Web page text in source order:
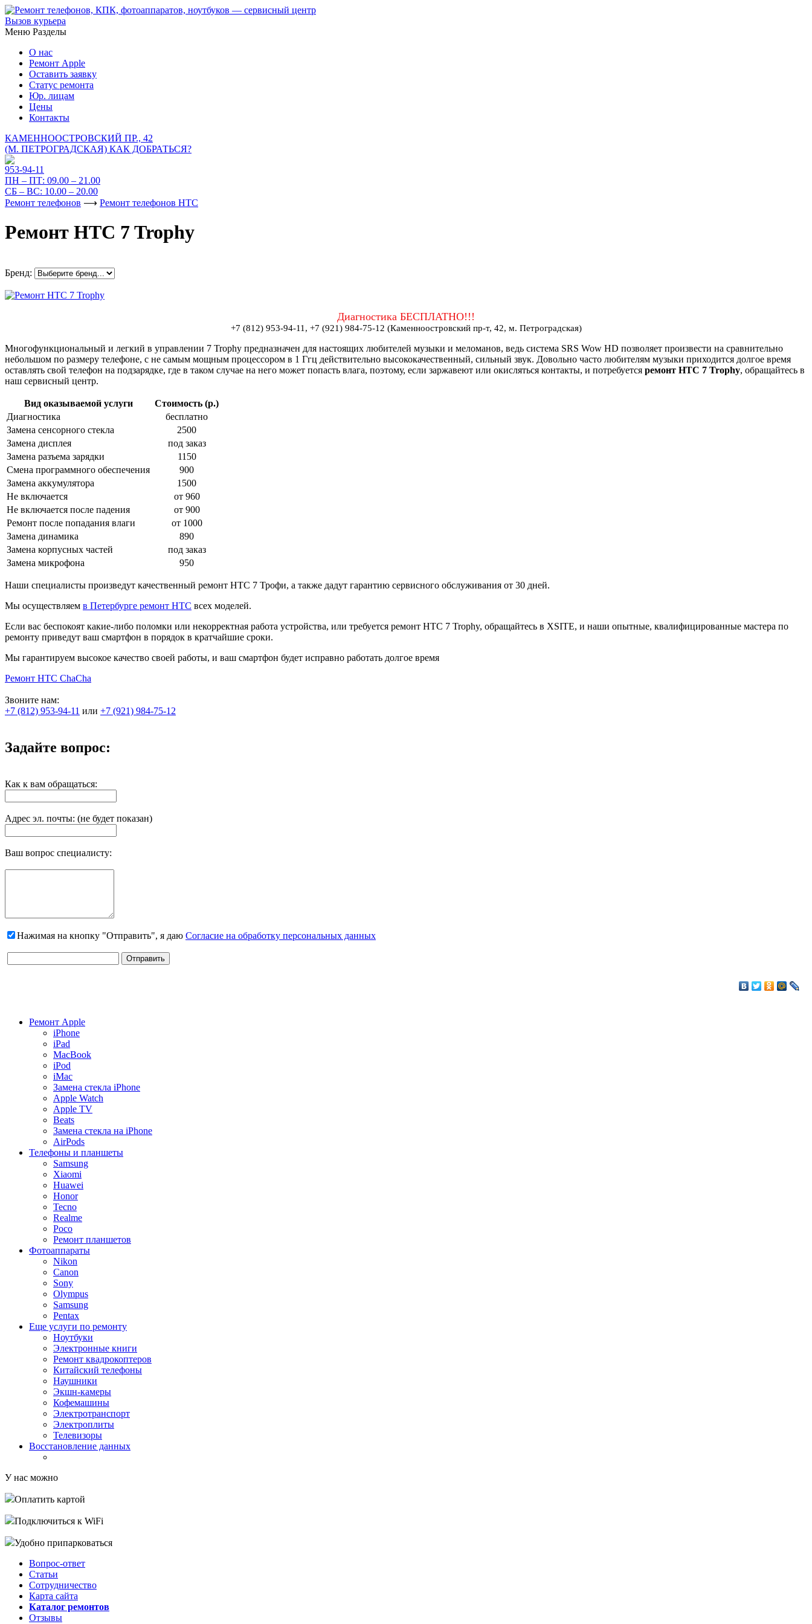
Вызов курьера
Меню Разделы
О нас
Ремонт Apple
Оставить заявку
Статус ремонта
Юр. лицам
Цены
Контакты
КАМЕННООСТРОВСКИЙ ПР., 42
(М. ПЕТРОГРАДСКАЯ) КАК ДОБРАТЬСЯ?
953-94-11
ПН – ПТ: 09.00 – 21.00
СБ – ВС: 10.00 – 20.00
Ремонт телефонов ⟶ Ремонт телефонов HTC
Ремонт HTC 7 Trophy
Бренд:
Диагностика БЕСПЛАТНО!!!
+7 (812) 953-94-11, +7 (921) 984-75-12 (Каменноостровский пр-т, 42, м. Петроградская)
Многофункциональный и легкий в управлении 7 Trophy предназначен для настоящих любителей музыки и меломанов, ведь система SRS Wow HD позволяет произвести на сравнительно
небольшом по размеру телефоне, с не самым мощным процессором в 1 Ггц действительно высококачественный, сильный звук. Довольно часто любителям музыки приходится долгое время
оставлять свой телефон на подзарядке, где в таком случае на него может попасть влага, поэтому, если заржавеют или окисляться контакты, и потребуется ремонт HTC 7 Trophy, обращайтесь в
наш сервисный центр.
Вид оказываемой услуги
Стоимость (р.)
Диагностика
бесплатно
Замена сенсорного стекла
2500
Замена дисплея
под заказ
Замена разъема зарядки
1150
Смена программного обеспечения
900
Замена аккумулятора
1500
Не включается
от 960
Не включается после падения
от 900
Ремонт после попадания влаги
от 1000
Замена динамика
890
Замена корпусных частей
под заказ
Замена микрофона
950
Наши специалисты произведут качественный ремонт HTC 7 Трофи, а также дадут гарантию сервисного обслуживания от 30 дней.
Мы осуществляем в Петербурге ремонт HTC всех моделей.
Если вас беспокоят какие-либо поломки или некорректная работа устройства, или требуется ремонт HTC 7 Trophy, обращайтесь в XSITE, и наши опытные, квалифицированные мастера по
ремонту приведут ваш смартфон в порядок в кратчайшие сроки.
Мы гарантируем высокое качество своей работы, и ваш смартфон будет исправно работать долгое время
Ремонт HTC ChaCha
Звоните нам:
+7 (812) 953-94-11 или +7 (921) 984-75-12
Задайте вопрос:
Как к вам обращаться:
Адрес эл. почты: (не будет показан)
Ваш вопрос специалисту:
Нажимая на кнопку "Отправить", я даю Согласие на обработку персональных данных
Ремонт Apple
iPhone
iPad
MacBook
iPod
iMac
Замена стекла iPhone
Apple Watch
Apple TV
Beats
Замена стекла на iPhone
AirPods
Телефоны и планшеты
Samsung
Xiaomi
Huawei
Honor
Tecno
Realme
Poco
Ремонт планшетов
Фотоаппараты
Nikon
Canon
Sony
Olympus
Samsung
Pentax
Еще услуги по ремонту
Ноутбуки
Электронные книги
Ремонт квадрокоптеров
Китайский телефоны
Наушники
Экшн-камеры
Кофемашины
Электротранспорт
Электроплиты
Телевизоры
Восстановление данных
У нас можно
Оплатить картой
Подключиться к WiFi
Удобно припарковаться
Вопрос-ответ
Статьи
Сотрудничество
Карта сайта
Каталог ремонтов
Отзывы